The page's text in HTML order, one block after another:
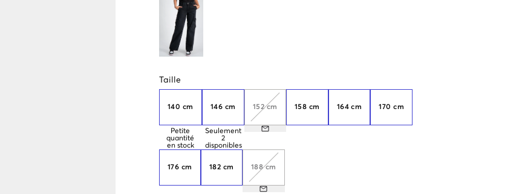
Taille
140 cm
Petite
quantité
en stock
146 cm
Seulement
2
disponibles
152 cm 158 cm 164 cm 170 cm
176 cm 182 cm 188 cm